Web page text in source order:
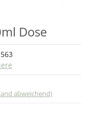
Dose
abweichend)